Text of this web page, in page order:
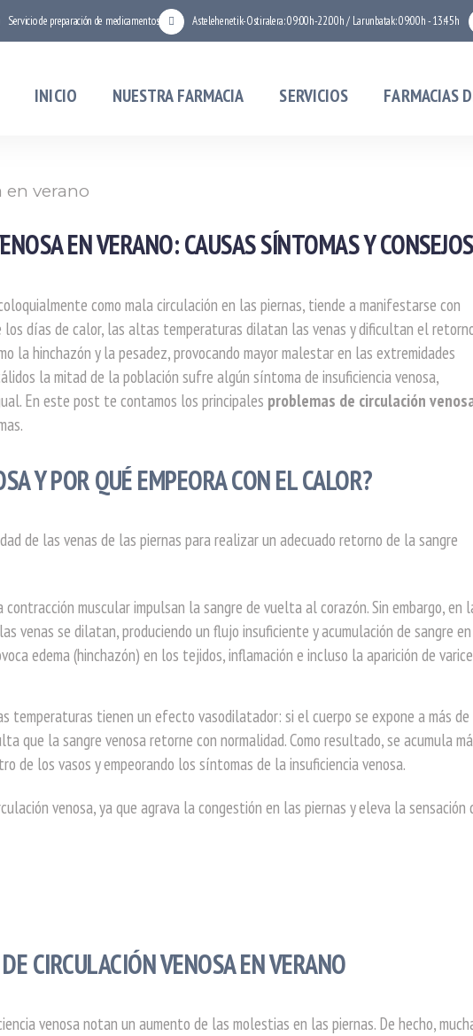
Servicio de preparación de medicamentos Astelehenetik-Ostiralera: 09:00h-22:00h / Larunbatak: 09:00h - 13:45h
INICIO NUESTRA FARMACIA SERVICIOS FARMACIAS
EN VERANO: CAUSAS SÍNTOMAS Y CONSEJOS
como mala circulación en las piernas, tiende a manifestarse con
los días de calor, las altas temperaturas dilatan las venas y dificultan el
la hinchazón y la pesadez, provocando mayor malestar en las extremidades
la mitad de la población sufre algún síntoma de insuficiencia venosa,
En este post te contamos los principales problemas de circulación
Y POR QUÉ EMPEORA CON EL CALOR?
de las venas de las piernas para realizar un adecuado retorno de la sangre
muscular impulsan la sangre de vuelta al corazón. Sin embargo, en
venas se dilatan, produciendo un flujo insuficiente y acumulación de sangre en
edema (hinchazón) en los tejidos, inflamación e incluso la aparición de
temperaturas tienen un efecto vasodilatador: si el cuerpo se expone a más de
que la sangre venosa retorne con normalidad. Como resultado, se acumula
de los vasos y empeorando los síntomas de la insuficiencia venosa.
venosa, ya que agrava la congestión en las piernas y eleva la sensación
CIRCULACIÓN VENOSA EN VERANO
venosa notan un aumento de las molestias en las piernas. De hecho,